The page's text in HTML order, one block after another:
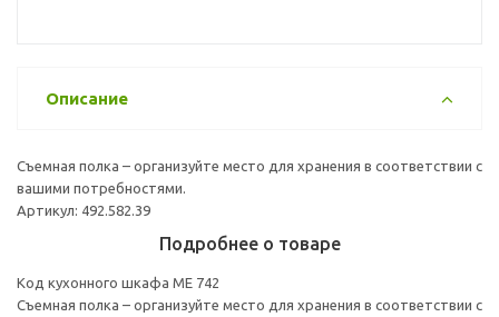
Описание
Съемная полка – организуйте место для хранения в соответствии с
вашими потребностями.
Артикул: 492.582.39
Подробнее о товаре
Код кухонного шкафа ME 742
Съемная полка – организуйте место для хранения в соответствии с